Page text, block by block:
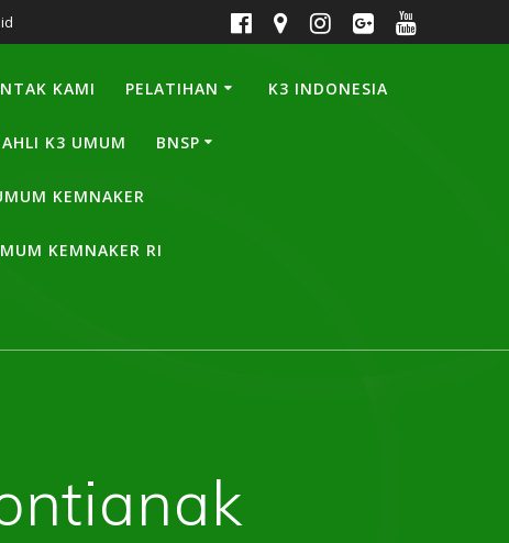
KAMI PELATIHAN K3 INDONESIA
K3 UMUM BNSP
KEMNAKER
KEMNAKER RI